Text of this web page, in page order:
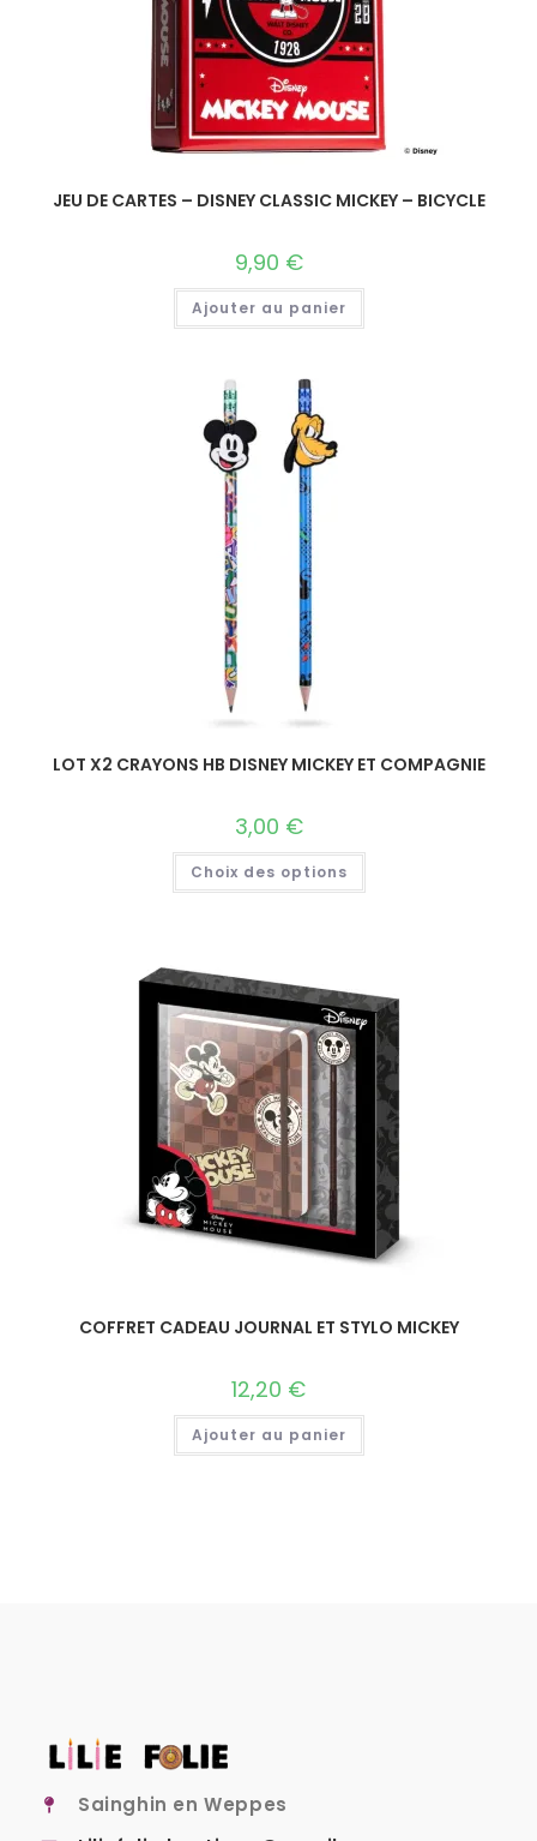
JEU DE CARTES – DISNEY CLASSIC MICKEY – BICYCLE
9,90 €
Ajouter au panier
LOT X2 CRAYONS HB DISNEY MICKEY ET COMPAGNIE
3,00 €
Choix des options
COFFRET CADEAU JOURNAL ET STYLO MICKEY
12,20 €
Ajouter au panier
Sainghin en Weppes